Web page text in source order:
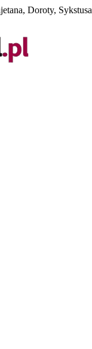
Doroty, Sykstusa